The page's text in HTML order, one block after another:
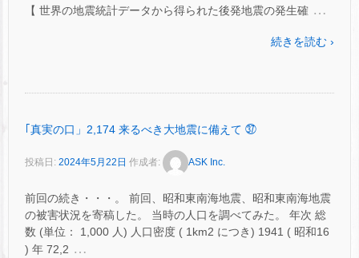
【 世界の地震統計データから得られた後発地震の発生確 …
続きを読む ›
｢真実の口」2,174 来るべき大地震に備えて ㊲
投稿日: 2024年5月22日 作成者: ASK Inc.
前回の続き・・・。 前回、昭和東南海地震、昭和東南海地震
の被害状況を寄稿した。 当時の人口を調べてみた。 年次 総
数 (単位： 1,000 人) 人口密度 ( 1km2 につき) 1941 ( 昭和16
) 年 72,2 …